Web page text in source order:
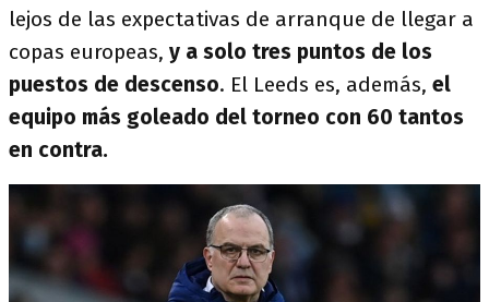
lejos de las expectativas de arranque de llegar a
copas europeas, y a solo tres puntos de los
puestos de descenso. El Leeds es, además, el
equipo más goleado del torneo con 60 tantos
en contra.